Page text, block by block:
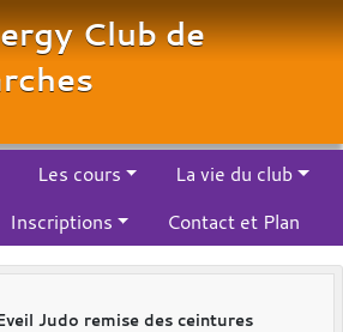
Club de
Les cours
La vie du club
Inscriptions Contact et Plan
Judo remise des ceintures
cookies